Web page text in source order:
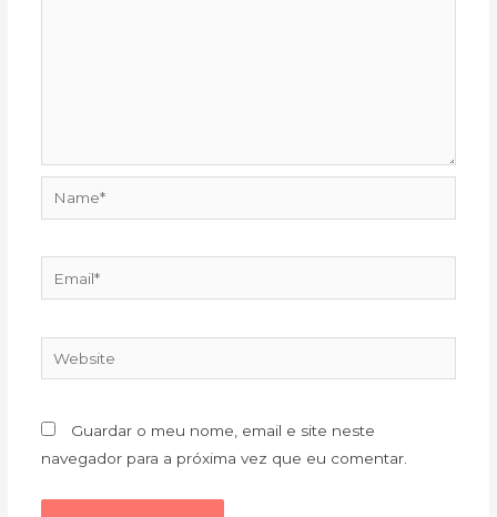
Website
Guardar o meu nome, email e site neste
navegador para a próxima vez que eu comentar.